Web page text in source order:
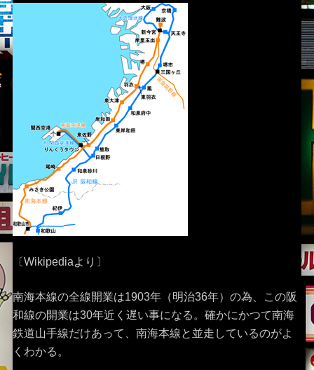
〔Wikipediaより〕
南海本線の全線開業は1903年（明治36年）の為、この阪
和線の開業は30年近く遅い事になる。確かにかつて南海
鉄道山手線だけあって、南海本線と並走しているのがよ
くわかる。